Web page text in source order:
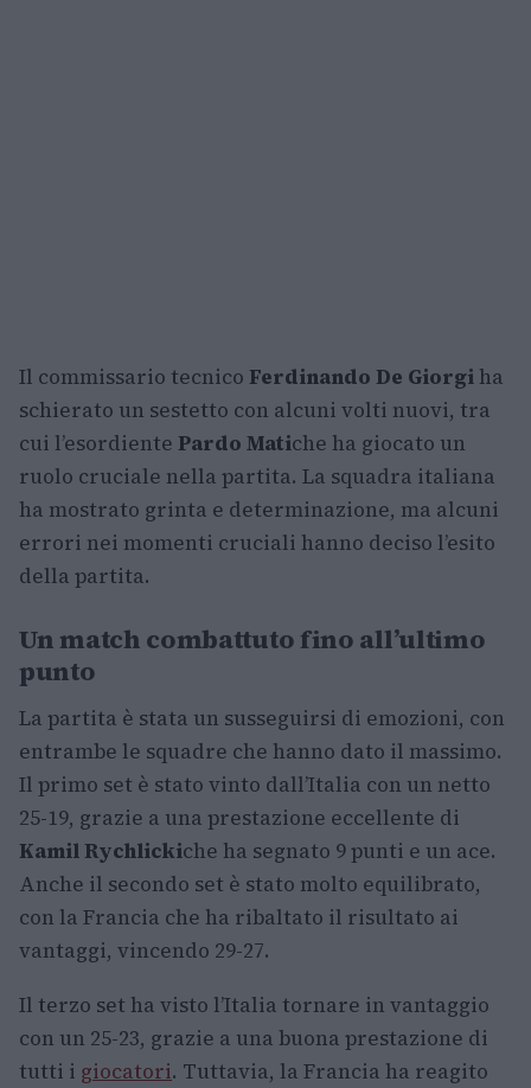
Il commissario tecnico Ferdinando De Giorgi ha
schierato un sestetto con alcuni volti nuovi, tra
cui l’esordiente Pardo Matiche ha giocato un
ruolo cruciale nella partita. La squadra italiana
ha mostrato grinta e determinazione, ma alcuni
errori nei momenti cruciali hanno deciso l’esito
della partita.
Un match combattuto fino all’ultimo
punto
La partita è stata un susseguirsi di emozioni, con
entrambe le squadre che hanno dato il massimo.
Il primo set è stato vinto dall’Italia con un netto
25-19, grazie a una prestazione eccellente di
Kamil Rychlickiche ha segnato 9 punti e un ace.
Anche il secondo set è stato molto equilibrato,
con la Francia che ha ribaltato il risultato ai
vantaggi, vincendo 29-27.
Il terzo set ha visto l’Italia tornare in vantaggio
con un 25-23, grazie a una buona prestazione di
tutti i giocatori. Tuttavia, la Francia ha reagito